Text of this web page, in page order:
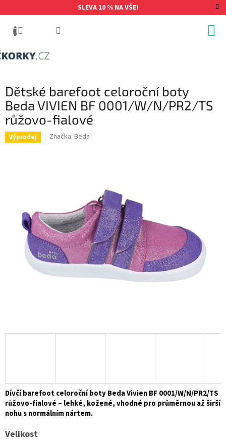
na
SLEVA 10 % NA VŠE!
Dětské barefoot celoroční boty
Beda VIVIEN BF 0001/W/N/PR2/TS
růžovo-fialové
Výprodej Značka: Beda
Velikost
Dívčí barefoot celoroční boty Beda Vivien BF 0001/W/N/PR2/TS
růžovo-fialové – lehké, kožené, vhodné pro průměrnou až širší
nohu s normálním nártem.